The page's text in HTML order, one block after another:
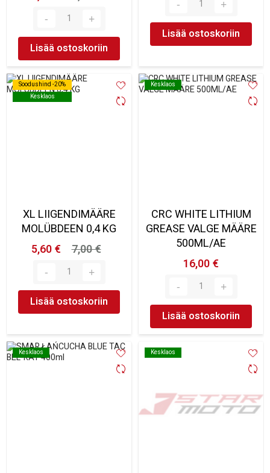
Lisää ostoskoriin
Lisää ostoskoriin
Soodushind -20%
Kesklaos
Soodushind -20%
Kesklaos
XL LIIGENDIMÄÄRE
MOLÜBDEEN 0,4 KG
5,60 €
7,00 €
Lisää ostoskoriin
Kesklaos
Kesklaos
CRC WHITE LITHIUM
GREASE VALGE MÄÄRE
500ML/AE
16,00 €
Lisää ostoskoriin
Kesklaos
Kesklaos Kesklaos
Kesklaos